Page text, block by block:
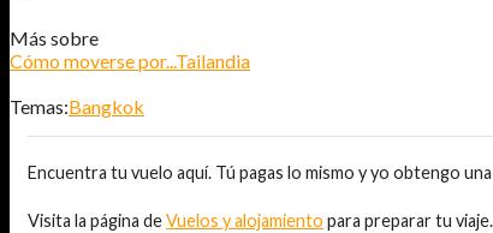
Más sobre
Cómo moverse por...Tailandia
Temas:Bangkok
Encuentra tu vuelo aquí. Tú pagas lo mismo y yo obtengo
Visita la página deVuelos y alojamiento para preparar tu viaje.